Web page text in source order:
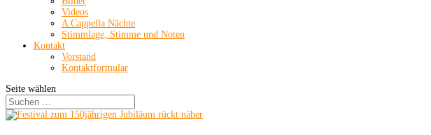
Videos
A Cappella Nächte
Stimmlage, Stimme und Noten
Kontakt
Vorstand
Kontaktformular
Seite wählen